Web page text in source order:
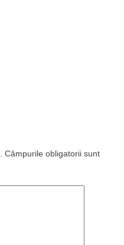
Câmpurile obligatorii sunt